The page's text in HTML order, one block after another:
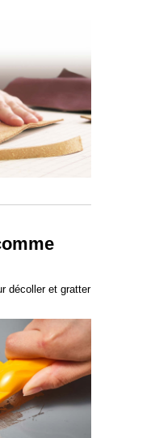
décoller et gratter